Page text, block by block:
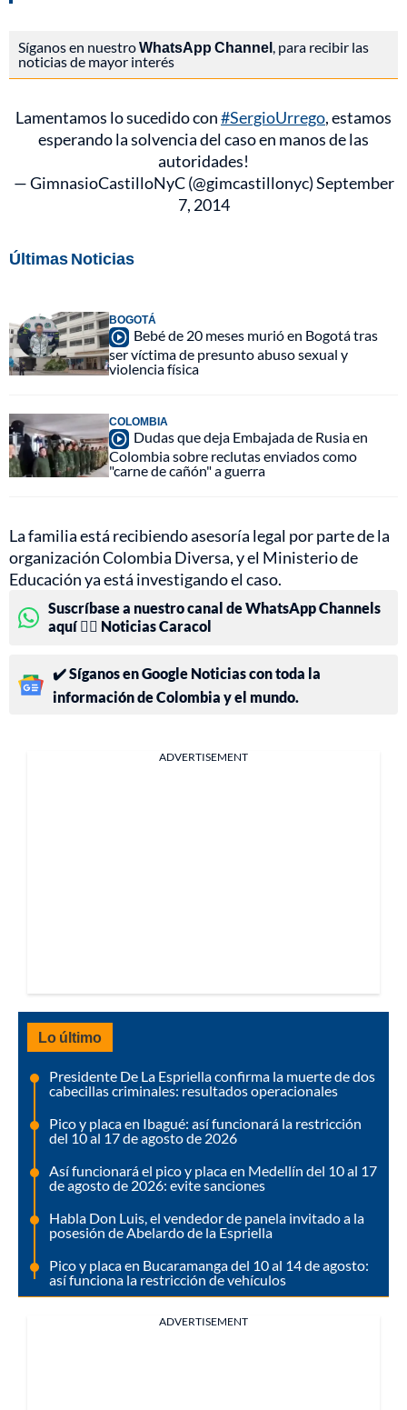
Síganos en nuestroWhatsApp Channel, para recibir las
noticias de mayor interés
Lamentamos lo sucedido con#SergioUrrego, estamos
esperando la solvencia del caso en manos de las
autoridades!
— GimnasioCastilloNyC (@gimcastillonyc)September
7, 2014
Últimas Noticias
BOGOTÁ
Bebé de 20 meses murió en Bogotá tras
ser víctima de presunto abuso sexual y
violencia física
COLOMBIA
Dudas que deja Embajada de Rusia en
Colombia sobre reclutas enviados como
"carne de cañón" a guerra
La familia está recibiendo asesoría legal por parte de la
organización Colombia Diversa, y el Ministerio de
Educación ya está investigando el caso.
Suscríbase a nuestro canal de WhatsApp Channels
aquí 👉🏻 Noticias Caracol
✔️ Síganos en Google Noticias con toda la
información de Colombia y el mundo.
ADVERTISEMENT
Lo último
Presidente De La Espriella confirma la muerte de dos
cabecillas criminales: resultados operacionales
Pico y placa en Ibagué: así funcionará la restricción
del 10 al 17 de agosto de 2026
Así funcionará el pico y placa en Medellín del 10 al 17
de agosto de 2026: evite sanciones
Habla Don Luis, el vendedor de panela invitado a la
posesión de Abelardo de la Espriella
Pico y placa en Bucaramanga del 10 al 14 de agosto:
así funciona la restricción de vehículos
ADVERTISEMENT